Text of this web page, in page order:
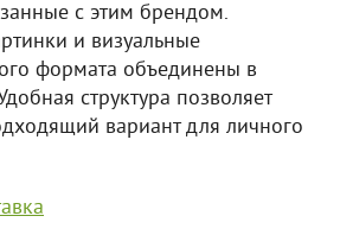
с этим брендом.
и визуальные
формата объединены в
структура позволяет
вариант для личного